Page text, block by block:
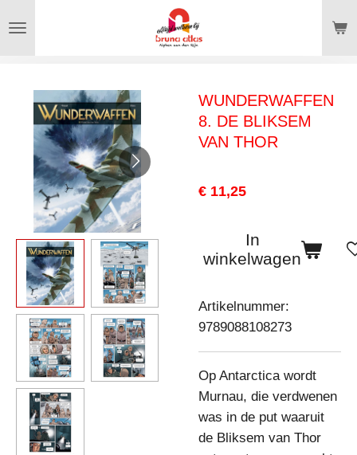
direct
hoofdinhoud
WUNDERWAFFEN
8. DE BLIKSEM
VAN THOR
€ 11,25
In
winkelwagen
Artikelnummer:
9789088108273
Op Antarctica wordt
Murnau, die verdwenen
was in de put waaruit
de Bliksem van Thor